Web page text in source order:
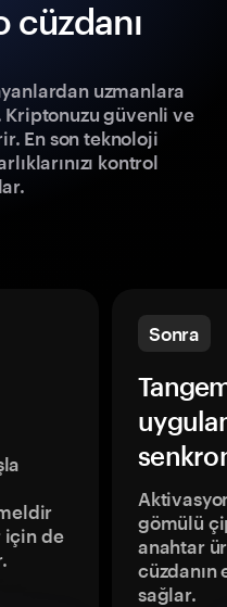
cüzdanı
uzmanlara
güvenli ve
En son teknoloji
kontrol
için de
Sonra
gömülü
anahtar
sağlar.